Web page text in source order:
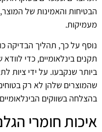
הבטיחות והאמינות של
מעמיקות.
נוסף על כך, תהליך הבדיקה
תקנים בינלאומיים, כדי
ביותר שנקבעו. על ידי ציות
שהמוצרים שלהן לא רק
בהצלחה בשווקים
איכות חומרי